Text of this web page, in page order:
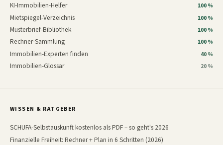
KI-Immobilien-Helfer 100 %
Mietspiegel-Verzeichnis 100 %
Musterbrief-Bibliothek 100 %
Rechner-Sammlung 100 %
Immobilien-Experten finden 40 %
Immobilien-Glossar 20 %
WISSEN & RATGEBER
SCHUFA-Selbstauskunft kostenlos als PDF – so geht's 2026
Finanzielle Freiheit: Rechner + Plan in 6 Schritten (2026)